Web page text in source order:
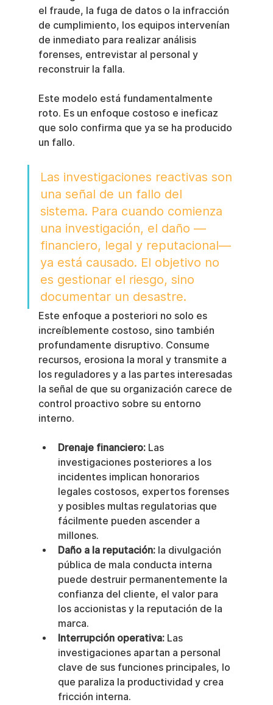
el fraude, la fuga de datos o la infracción
de cumplimiento, los equipos intervenían
de inmediato para realizar análisis
forenses, entrevistar al personal y
reconstruir la falla.
Este modelo está fundamentalmente
roto. Es un enfoque costoso e ineficaz
que solo confirma que ya se ha producido
un fallo.
Las investigaciones reactivas son
una señal de un fallo del
sistema. Para cuando comienza
una investigación, el daño —
financiero, legal y reputacional—
ya está causado. El objetivo no
es gestionar el riesgo, sino
documentar un desastre.
Este enfoque a posteriori no solo es
increíblemente costoso, sino también
profundamente disruptivo. Consume
recursos, erosiona la moral y transmite a
los reguladores y a las partes interesadas
la señal de que su organización carece de
control proactivo sobre su entorno
interno.
Drenaje financiero: Las
investigaciones posteriores a los
incidentes implican honorarios
legales costosos, expertos forenses
y posibles multas regulatorias que
fácilmente pueden ascender a
millones.
Daño a la reputación: la divulgación
pública de mala conducta interna
puede destruir permanentemente la
confianza del cliente, el valor para
los accionistas y la reputación de la
marca.
Interrupción operativa: Las
investigaciones apartan a personal
clave de sus funciones principales, lo
que paraliza la productividad y crea
fricción interna.